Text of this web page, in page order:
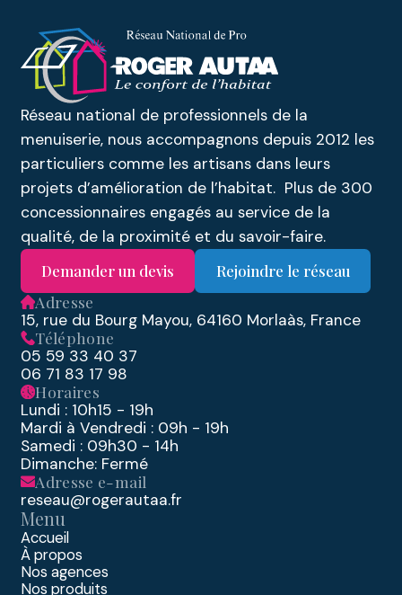
Réseau national de professionnels de la
menuiserie, nous accompagnons depuis 2012 les
particuliers comme les artisans dans leurs
projets d’amélioration de l’habitat. Plus de 300
concessionnaires engagés au service de la
qualité, de la proximité et du savoir-faire.
Demander un devis
Rejoindre le réseau
Adresse
15, rue du Bourg Mayou, 64160 Morlaàs, France
Téléphone
05 59 33 40 37
06 71 83 17 98
Horaires
Lundi : 10h15 - 19h
Mardi à Vendredi : 09h - 19h
Samedi : 09h30 - 14h
Dimanche: Fermé
Adresse e-mail
reseau@rogerautaa.fr
Menu
Accueil
À propos
Nos agences
Nos produits